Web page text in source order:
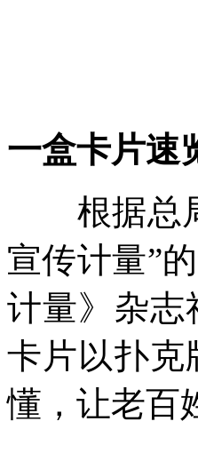
一盒卡片速
根据总局
宣传计量”
计量》杂志
卡片以扑克
懂，让老百